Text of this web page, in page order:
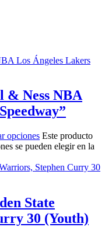
& Ness NBA
opciones Este producto
se pueden elegir en la
State
30 (Youth)